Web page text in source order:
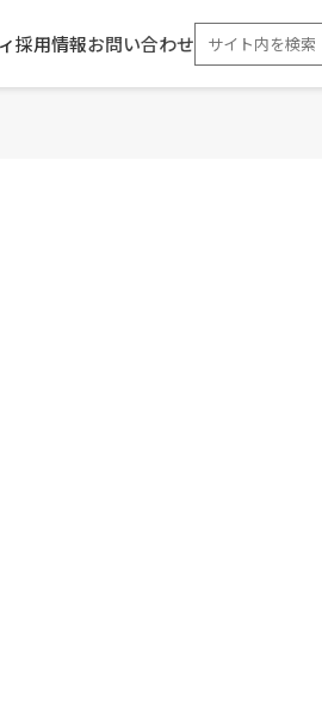
採用情報お問い合わせ